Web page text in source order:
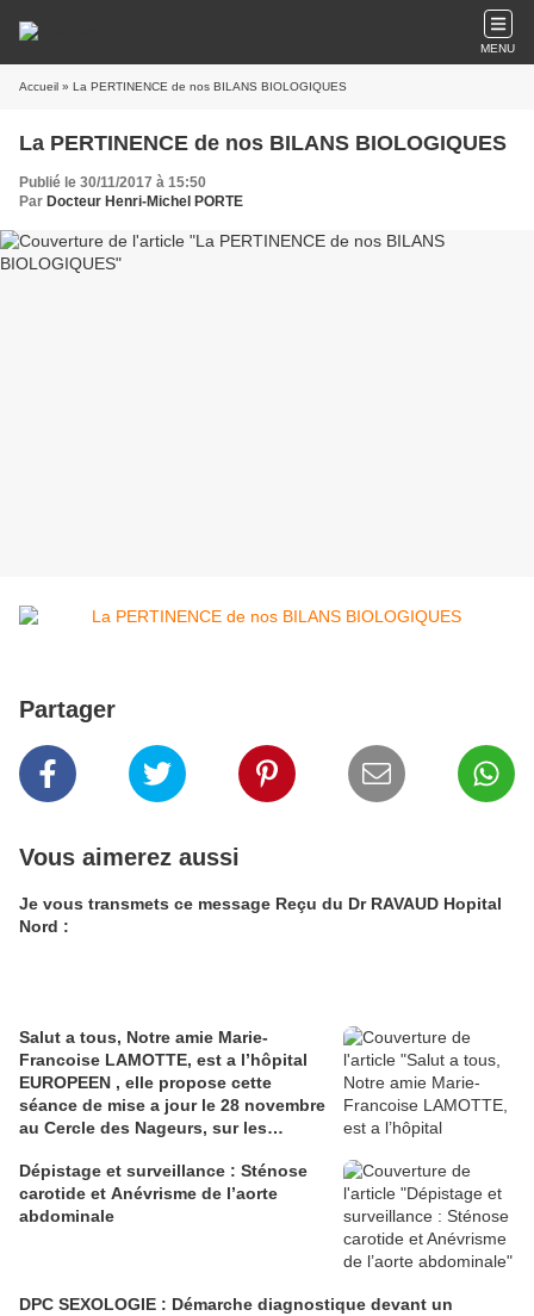
MENU
Accueil » La PERTINENCE de nos BILANS BIOLOGIQUES
La PERTINENCE de nos BILANS BIOLOGIQUES
Publié le 30/11/2017 à 15:50
Par Docteur Henri-Michel PORTE
Partager
Vous aimerez aussi
Je vous transmets ce message Reçu du Dr RAVAUD Hopital
Nord :
Salut a tous, Notre amie Marie-
Francoise LAMOTTE, est a l’hôpital
EUROPEEN , elle propose cette
séance de mise a jour le 28 novembre
au Cercle des Nageurs, sur les
Dépistage et surveillance : Sténose
carotide et Anévrisme de l’aorte
abdominale
DPC SEXOLOGIE : Démarche diagnostique devant un